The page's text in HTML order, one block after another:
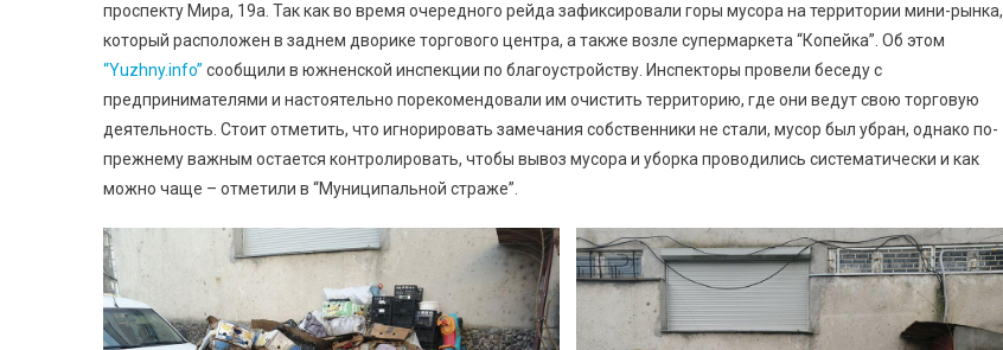
В
Центре
Южного:
Предприниматели
Попали
В
Инспекции
(фото)
проспекту Мира, 19а. Так как во время очередного рейда зафиксировали горы мусора на территории мини-рынка,
который расположен в заднем дворике торгового центра, а также возле супермаркета “Копейка”. Об этом
“Yuzhny.info” сообщили в южненской инспекции по благоустройству. Инспекторы провели беседу с
предпринимателями и настоятельно порекомендовали им очистить территорию, где они ведут свою торговую
деятельность. Стоит отметить, что игнорировать замечания собственники не стали, мусор был убран, однако по-
прежнему важным остается контролировать, чтобы вывоз мусора и уборка проводились систематически и как
можно чаще – отметили в “Муниципальной страже”.